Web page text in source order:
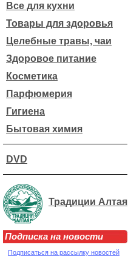
Все для кухни
Товары для здоровья
Целебные травы, чаи
Здоровое питание
Косметика
Парфюмерия
Гигиена
Бытовая химия
DVD
Традиции Алтая
Подписка на новости
Подписаться на рассылку новостей